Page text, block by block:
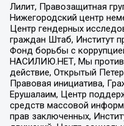
Лилит, Правозащитная
Нижегородский центр
Центр гендерных
граждан Штаб, Институт
Фонд борьбы с
НАСИЛИЮ.НЕТ, Мы против
действие, Открытый
Правовая инициатива,
Ерушалаим, Центр
средств массовой
прав заключенных,